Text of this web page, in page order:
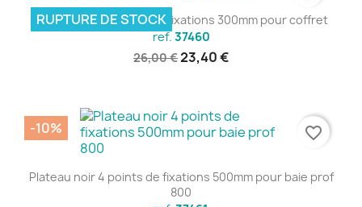
Plateau noir 4 points de fixations 300mm pour coffret
ref. 37460
26,00 €23,40 €
RUPTURE DE STOCK
Plateau noir 4 points de fixations 500mm pour baie prof
800
-10% favorite_border